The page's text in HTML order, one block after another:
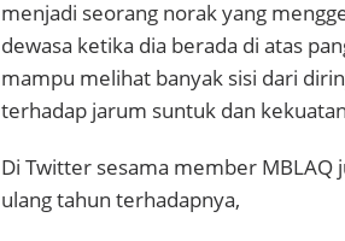
menjadi seorang norak yang
dewasa ketika dia berada di atas
mampu melihat banyak sisi dari
terhadap jarum suntuk dan
Di Twitter sesama member MBLAQ
ulang tahun terhadapnya,